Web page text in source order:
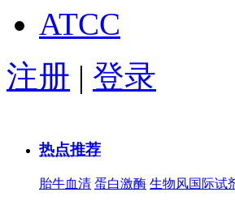
ATCC
注册 | 登录
热点推荐
胎牛血清 蛋白激酶 生物风国际试